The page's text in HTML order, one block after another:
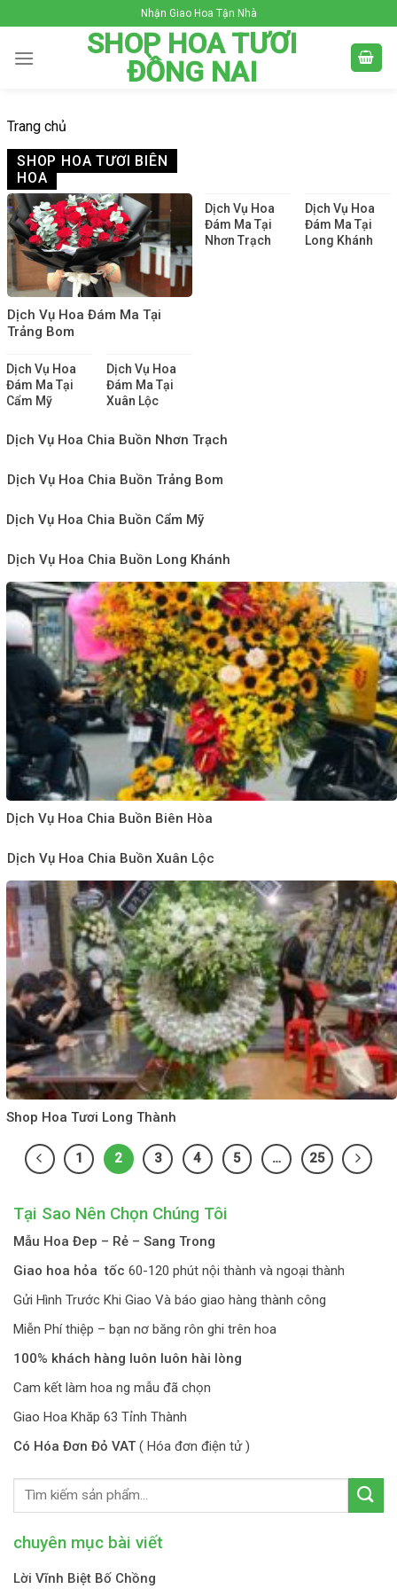
to
content
Nhận Giao Hoa Tận Nhà
SHOP HOA TƯƠI
ĐỒNG NAI
Trang chủ
SHOP HOA TƯƠI BIÊN
HOA
Dịch Vụ Hoa Đám Ma Tại
Trảng Bom
Dịch Vụ Hoa
Đám Ma Tại
Nhơn Trạch
Dịch Vụ Hoa
Đám Ma Tại
Long Khánh
Dịch Vụ Hoa
Đám Ma Tại
Cẩm Mỹ
Dịch Vụ Hoa
Đám Ma Tại
Xuân Lộc
Dịch Vụ Hoa Chia Buồn Nhơn Trạch
Dịch Vụ Hoa Chia Buồn Trảng Bom
Dịch Vụ Hoa Chia Buồn Cẩm Mỹ
Dịch Vụ Hoa Chia Buồn Long Khánh
Dịch Vụ Hoa Chia Buồn Biên Hòa
Dịch Vụ Hoa Chia Buồn Xuân Lộc
Shop Hoa Tươi Long Thành
1 2 3 4 5 … 25
Tại Sao Nên Chọn Chúng Tôi
Mẫu Hoa Đep – Rẻ – Sang Trong
Giao hoa hỏa tốc 60-120 phút nội thành và ngoại thành
Gửi Hình Trước Khi Giao Và báo giao hàng thành công
Miễn Phí thiệp – bạn nơ băng rôn ghi trên hoa
100% khách hàng luôn luôn hài lòng
Cam kết làm hoa ng mẫu đã chọn
Giao Hoa Khăp 63 Tỉnh Thành
Có Hóa Đơn Đỏ VAT ( Hóa đơn điện tử )
chuyên mục bài viết
Lời Vĩnh Biệt Bố Chồng